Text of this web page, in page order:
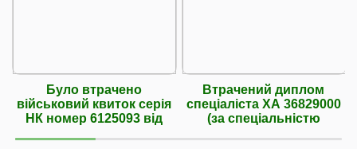
Було втрачено
військовий квиток серія
НК номер 6125093 від
Втрачений диплом
спеціаліста ХА 36829000
(за спеціальністю